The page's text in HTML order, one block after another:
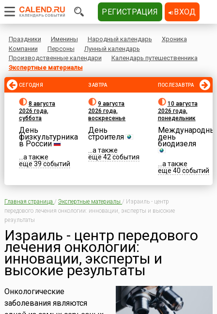
Праздники Именины Народный календарь
Хроника
Компании
Персоны
Лунный календарь
Производственные календари
Календарь путешественника
Экспертные материалы
СЕГОДНЯ
8 августа
2026 года,
суббота
День
физкультурника
в России
...а также
еще 39 событий
ЗАВТРА
9 августа
2026 года,
воскресенье
День
строителя
...а также
еще 42 события
ПОСЛЕЗАВТРА
10 августа
2026 года,
понедельник
день
биодизеля
...а также
еще 40 событий
Главная страница / Экспертные материалы / Израиль - центр
передового лечения онкологии: инновации, эксперты и высокие
результаты
Израиль - центр передового
лечения онкологии:
инновации, эксперты и
высокие результаты
Онкологические
заболевания являются
РЕГИСТРАЦИЯ ВХОД